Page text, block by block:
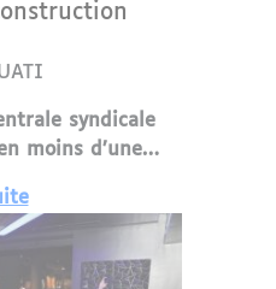
syndicale
moins d’une…